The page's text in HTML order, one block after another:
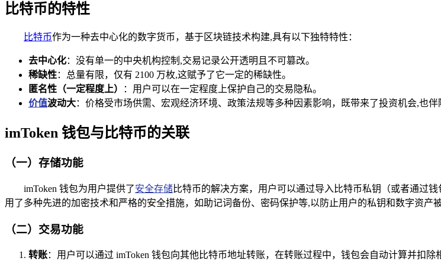
比特币的特性
比特币作为一种去中心化的数字货币，基于区块链技术构建,具有以下独特特性：
去中心化：没有单一的中央机构控制,交易记录公开透明且不可篡改。
稀缺性：总量有限，仅有 2100 万枚,这赋予了它一定的稀缺性。
匿名性（一定程度上）
：用户可以在一定程度上保护自己的交易隐私。
价值波动大：价格受市场供需、宏观经济环境、政策法规等多种因素影响，既带来了投资机会,也伴
imToken 钱包与比特币的关联
（一）存储功能
imToken 钱包为用户提供了安全存储比特币的解决方案，用户可以通过导入比特币私钥（或者通过
用了多种先进的加密技术和严格的安全措施，如助记词备份、密码保护等,以防止用户的私钥和数字资产
（二）交易功能
转账：用户可以通过 imToken 钱包向其他比特币地址转账，在转账过程中，钱包会自动计算并扣